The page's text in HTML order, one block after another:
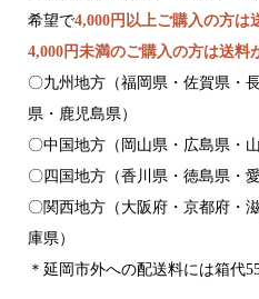
希望で4,000円以上ご購入の方は
4,000円未満のご購入の方は送料
〇九州地方（福岡県・佐賀県・
県・ 鹿児島県）
〇中国地方（岡山県・広島県・
〇四国地方（香川県・徳島県・
〇関西地方（大阪府・京都府・
庫県）
＊延岡市外への配送料には箱代